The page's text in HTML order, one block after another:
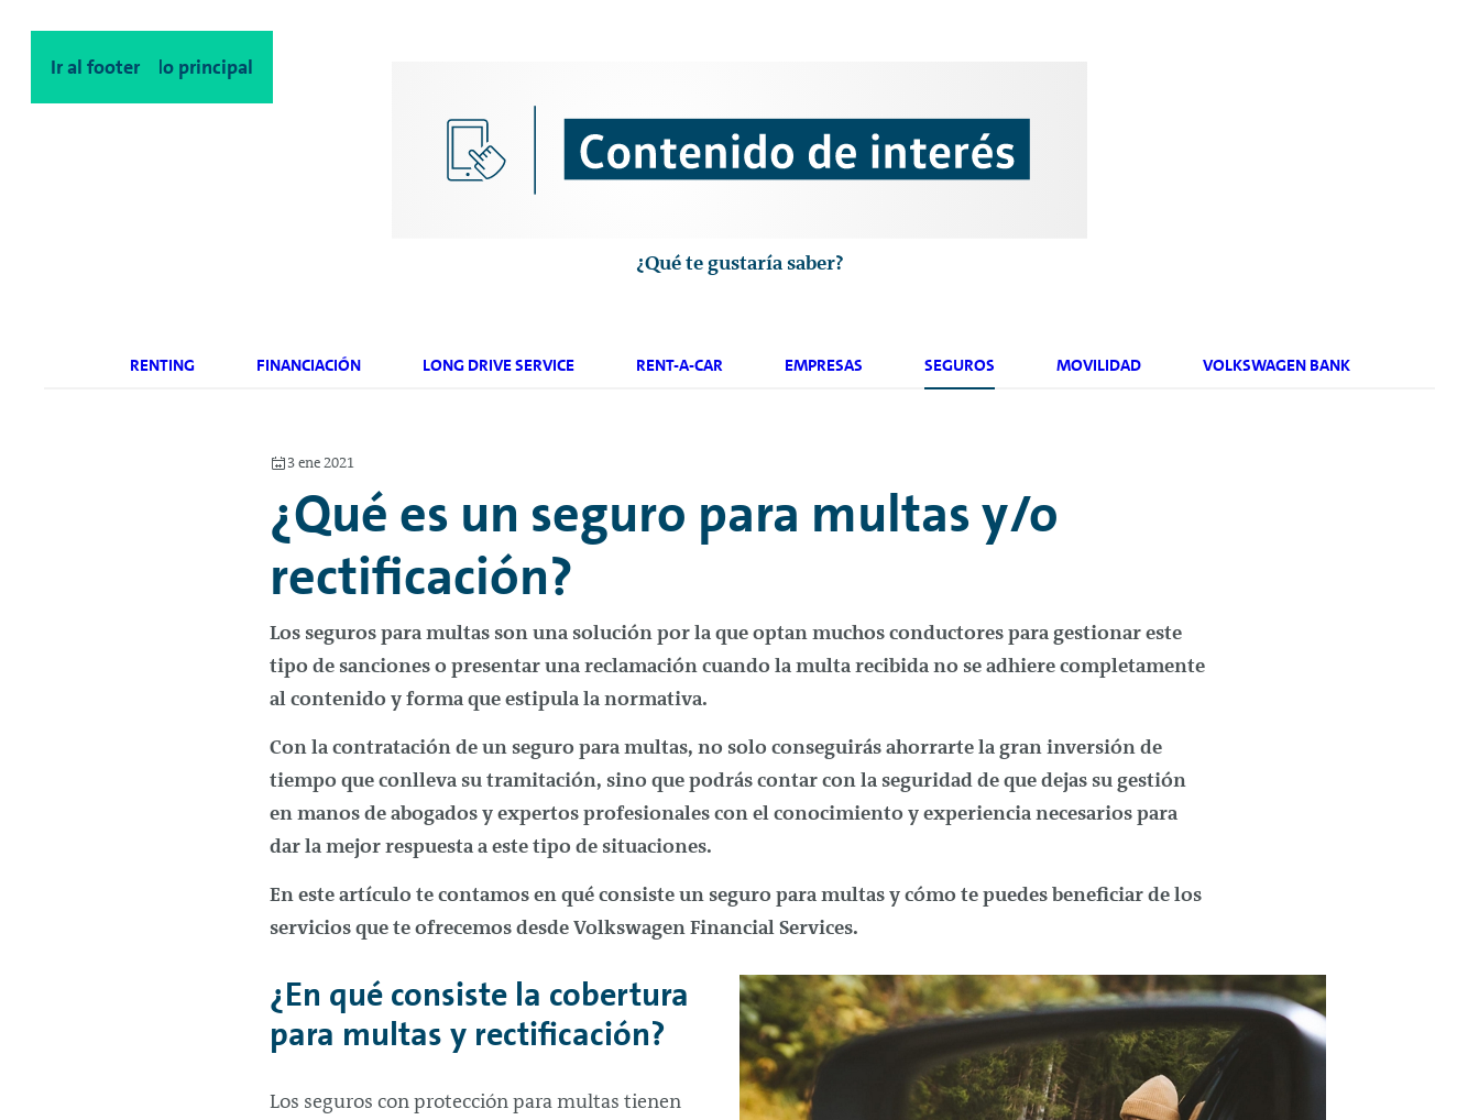
Ir al contenido principal
Ir al footer
¿Qué te gustaría saber?
RENTING FINANCIACIÓN LONG DRIVE SERVICE RENT-A-CAR EMPRESAS SEGUROS MOVILIDAD VOLKSWAGEN BANK
3 ene 2021
¿Qué es un seguro para multas y/o
rectificación?
Los seguros para multas son una solución por la que optan muchos conductores para gestionar este
tipo de sanciones o presentar una reclamación cuando la multa recibida no se adhiere completamente
al contenido y forma que estipula la normativa.
Con la contratación de un seguro para multas, no solo conseguirás ahorrarte la gran inversión de
tiempo que conlleva su tramitación, sino que podrás contar con la seguridad de que dejas su gestión
en manos de abogados y expertos profesionales con el conocimiento y experiencia necesarios para
dar la mejor respuesta a este tipo de situaciones.
En este artículo te contamos en qué consiste un seguro para multas y cómo te puedes beneficiar de los
servicios que te ofrecemos desde Volkswagen Financial Services.
¿En qué consiste la cobertura
para multas y rectificación?
Los seguros con protección para multas tienen